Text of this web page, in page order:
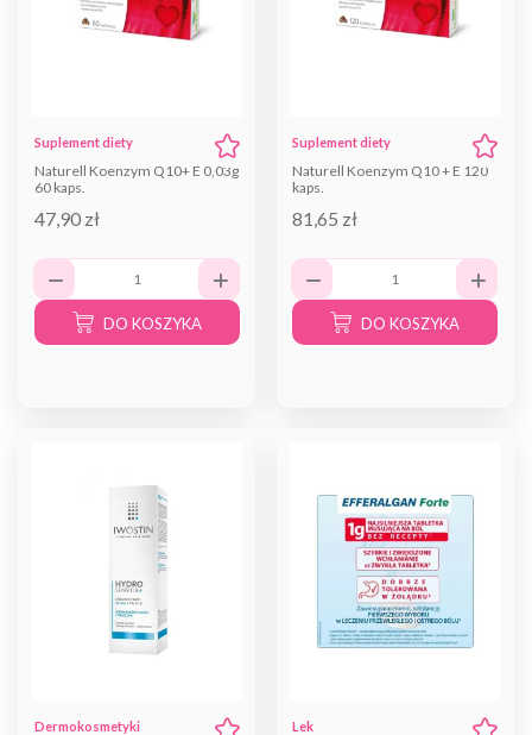
Suplement diety
Naturell Koenzym Q10+ E 0,03g
60 kaps.
47,90 zł
DO KOSZYKA
Suplement diety
Naturell Koenzym Q10 + E 120
kaps.
81,65 zł
DO KOSZYKA
Dermokosmetyki Lek